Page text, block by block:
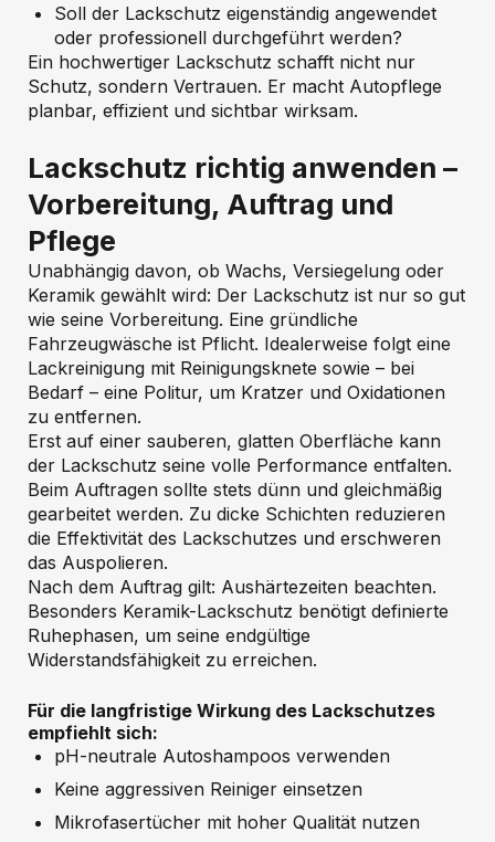
Soll der Lackschutz eigenständig angewendet
oder professionell durchgeführt werden?
Ein hochwertiger Lackschutz schafft nicht nur
Schutz, sondern Vertrauen. Er macht Autopflege
planbar, effizient und sichtbar wirksam.
Lackschutz richtig anwenden –
Vorbereitung, Auftrag und
Pflege
Unabhängig davon, ob Wachs, Versiegelung oder
Keramik gewählt wird: Der Lackschutz ist nur so gut
wie seine Vorbereitung. Eine gründliche
Fahrzeugwäsche ist Pflicht. Idealerweise folgt eine
Lackreinigung mit Reinigungsknete sowie – bei
Bedarf – eine Politur, um Kratzer und Oxidationen
zu entfernen.
Erst auf einer sauberen, glatten Oberfläche kann
der Lackschutz seine volle Performance entfalten.
Beim Auftragen sollte stets dünn und gleichmäßig
gearbeitet werden. Zu dicke Schichten reduzieren
die Effektivität des Lackschutzes und erschweren
das Auspolieren.
Nach dem Auftrag gilt: Aushärtezeiten beachten.
Besonders Keramik-Lackschutz benötigt definierte
Ruhephasen, um seine endgültige
Widerstandsfähigkeit zu erreichen.
Für die langfristige Wirkung des Lackschutzes
empfiehlt sich:
pH-neutrale Autoshampoos verwenden
Keine aggressiven Reiniger einsetzen
Mikrofasertücher mit hoher Qualität nutzen